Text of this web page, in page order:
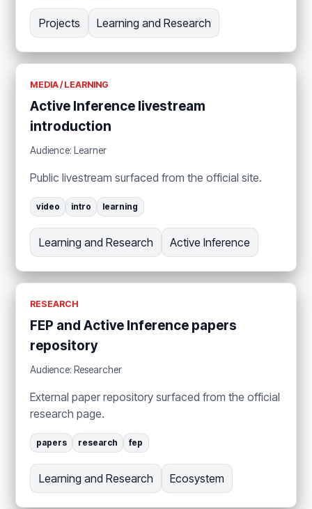
Projects Learning and Research
MEDIA / LEARNING
Active Inference livestream
introduction
Audience: Learner
Public livestream surfaced from the official site.
video intro learning
Learning and Research Active Inference
RESEARCH
FEP and Active Inference papers
repository
Audience: Researcher
External paper repository surfaced from the official
research page.
papers research fep
Learning and Research Ecosystem